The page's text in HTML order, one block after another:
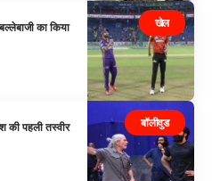
खेल
का किया
बॉलीवुड
की पहली तस्वीर